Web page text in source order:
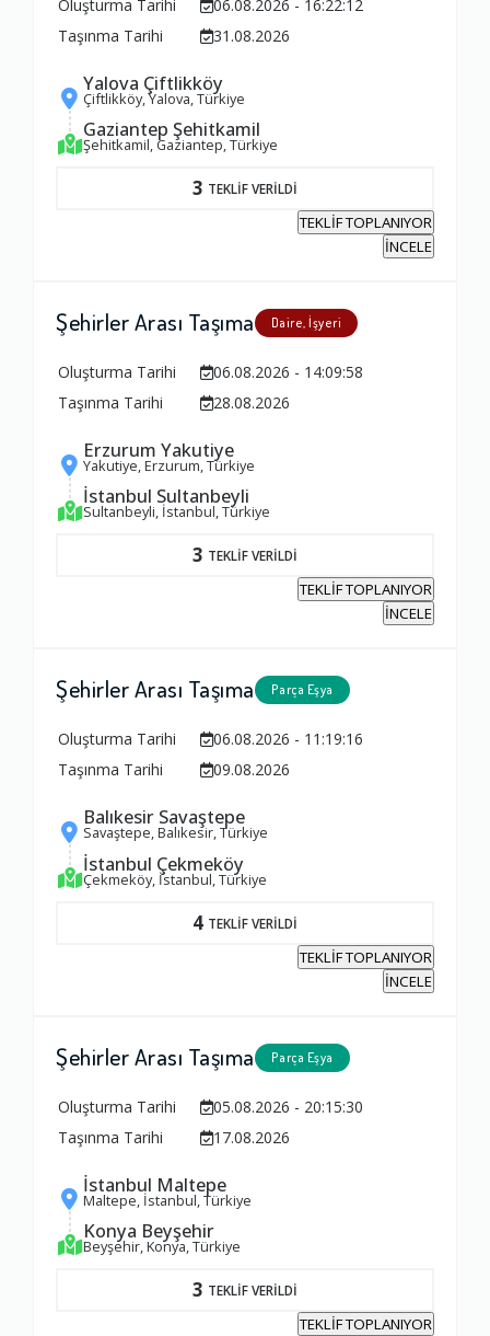
Oluşturma Tarihi
06.08.2026 - 16:22:12
Taşınma Tarihi
31.08.2026
Yalova Çiftlikköy
Çiftlikköy, Yalova, Türkiye
Gaziantep Şehitkamil
Şehitkamil, Gaziantep, Türkiye
3 TEKLİF VERİLDİ
TEKLİF TOPLANIYOR
İNCELE
Şehirler Arası Taşıma Daire, İşyeri
Oluşturma Tarihi
06.08.2026 - 14:09:58
Taşınma Tarihi
28.08.2026
Erzurum Yakutiye
Yakutiye, Erzurum, Türkiye
İstanbul Sultanbeyli
Sultanbeyli, İstanbul, Türkiye
3 TEKLİF VERİLDİ
TEKLİF TOPLANIYOR
İNCELE
Şehirler Arası Taşıma Parça Eşya
Oluşturma Tarihi
06.08.2026 - 11:19:16
Taşınma Tarihi
09.08.2026
Balıkesir Savaştepe
Savaştepe, Balıkesir, Türkiye
İstanbul Çekmeköy
Çekmeköy, İstanbul, Türkiye
4 TEKLİF VERİLDİ
TEKLİF TOPLANIYOR
İNCELE
Şehirler Arası Taşıma Parça Eşya
Oluşturma Tarihi
05.08.2026 - 20:15:30
Taşınma Tarihi
17.08.2026
İstanbul Maltepe
Maltepe, İstanbul, Türkiye
Konya Beyşehir
Beyşehir, Konya, Türkiye
3 TEKLİF VERİLDİ
TEKLİF TOPLANIYOR
Ambalajlama Hizmeti
Firma ile İletişim
1.0